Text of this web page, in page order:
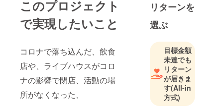
このプロジェクト
で実現したいこと
コロナで落ち込んだ、飲食
店や、ライブハウスがコロ
ナの影響で閉店、活動の場
所がなくなった、
リターンを
選ぶ
目標金額
未達でも
リターン
が届きま
す(All-in
方式)